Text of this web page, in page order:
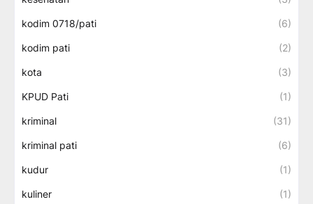
kodim 0718/pati (6)
kodim pati (2)
kota (3)
KPUD Pati (1)
kriminal (31)
kriminal pati (6)
kudur (1)
kuliner (1)